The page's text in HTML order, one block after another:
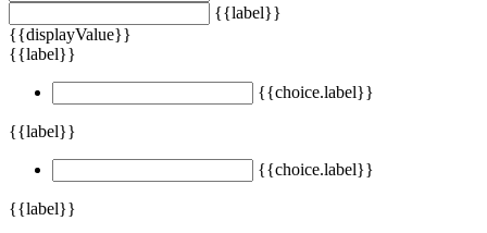
{{label}}
{{displayValue}}
{{label}}
{{choice.label}}
{{label}}
{{choice.label}}
{{label}}